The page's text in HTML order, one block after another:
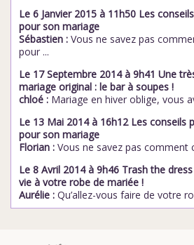
Le 6 Janvier 2015 à 11h50 Les
pour son mariage
Sébastien : Vous ne savez pas
pour ...
Le 17 Septembre 2014 à 9h41 Une
mariage original : le bar à soupes !
chloé : Mariage en hiver oblige, vous
Le 13 Mai 2014 à 16h12 Les conseils
pour son mariage
Florian : Vous ne savez pas comment
Le 8 Avril 2014 à 9h46 Trash the
vie à votre robe de mariée !
Aurélie : Qu’allez-vous faire de votre